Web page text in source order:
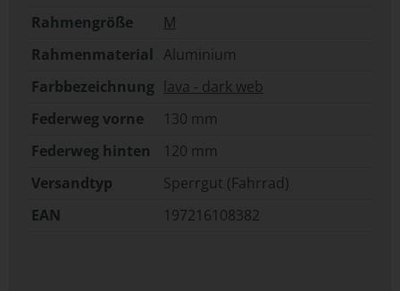
Rahmengröße
M
Rahmenmaterial Aluminium
Farbbezeichnung
lava - dark web
Federweg vorne
130 mm
Federweg hinten
120 mm
Versandtyp
Sperrgut (Fahrrad)
EAN
197216108382